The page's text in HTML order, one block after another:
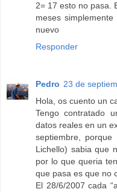
2= 17 esto no pasa.
meses
nuevo
Responder
Pedro 23 de
Hola, os cuento un
Tengo contratado
datos reales en un
septiembre,
Lichello) sabia que
por lo que queria
que pasa es que no
El 28/6/2007 cada